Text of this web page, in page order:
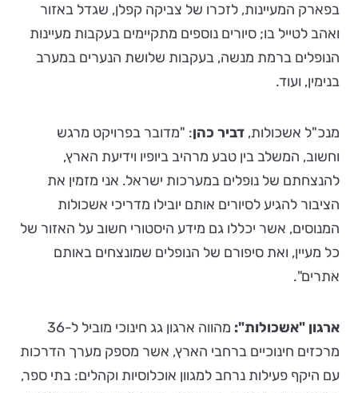
בפארק המעיינות, לזכרו של צביקה קפלן, שגדל באזור
ואהב לטייל בו; סיורים נוספים מתקיימים בעקבות מעיינות
הנופלים ברמת מנשה, בעקבות שלושת הנערים במערב
בנימין, ועוד.
מנכ"ל אשכולות, דביר כהן: "מדובר בפרויקט מרגש
וחשוב, המשלב בין טבע מרהיב ביופיו וידיעת הארץ,
להנצחתם של נופלים במערכות ישראל. אני מזמין את
הציבור להגיע לסיורים אותם יובילו מדריכי אשכולות
המנוסים, אשר יכללו גם מידע היסטורי חשוב על האזור של
כל מעיין, ואת סיפורם של הנופלים שמונצחים באותם
אתרים".
ארגון "אשכולות":
מהווה ארגון גג חינוכי מוביל ל-36
מרכזים חינוכיים ברחבי הארץ, אשר מספק מערך הדרכות
עם היקף פעילות נרחב למגוון אוכלוסיות וקהלים: בתי ספר,